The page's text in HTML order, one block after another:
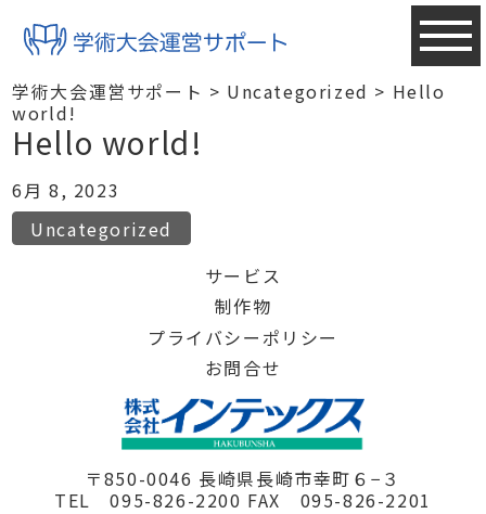
学術大会運営サポート > Uncategorized > Hello
world!
Hello world!
6月 8, 2023
Uncategorized
サービス
制作物
プライバシーポリシー
お問合せ
〒850-0046 長崎県長崎市幸町６−３
TEL 095-826-2200 FAX 095-826-2201